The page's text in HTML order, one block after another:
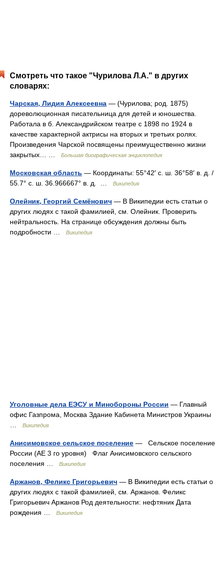
Смотреть что такое "Чурилова Л.А." в других
словарях:
Чарская, Лидия Алексеевна — (Чурилова; род. 1875)
дореволюционная писательница для детей и юношества.
Работала в б. Александрийском театре с 1898 по 1924 в
качестве характерной актрисы на вторых и третьих ролях.
Произведения Чарской посвящены преимущественно жизни
закрытых… …
Большая биографическая энциклопедия
Московская область — Координаты: 55°42′ с. ш. 36°58′ в. д. /
55.7° с. ш. 36.966667° в. д. …
Википедия
Олейник, Георгий Семёнович — В Википедии есть статьи о
других людях с такой фамилией, см. Олейник. Проверить
нейтральность. На странице обсуждения должны быть
подробности …
Википедия
Уголовные дела ЕЭСУ и Минобороны России — Главный
офис Газпрома, Москва Здание Кабинета Министров Украины
Википедия
Анисимовское сельское поселение — Сельское поселение
России (АЕ 3 го уровня) Флаг Анисимовского сельского
поселения …
Википедия
Аржанов, Феликс Григорьевич — В Википедии есть статьи о
других людях с такой фамилией, см. Аржанов. Феликс
Григорьевич Аржанов Род деятельности: нефтяник Дата
рождения …
Википедия